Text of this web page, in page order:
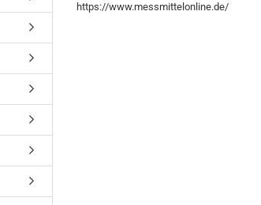
https://www.messmittelonline.de/